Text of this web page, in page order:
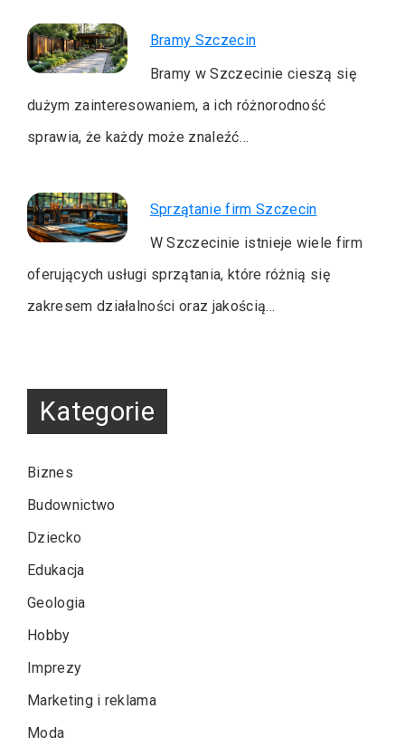
Bramy Szczecin
Bramy w Szczecinie cieszą się
dużym zainteresowaniem, a ich różnorodność
sprawia, że każdy może znaleźć…
Sprzątanie firm Szczecin
W Szczecinie istnieje wiele firm
oferujących usługi sprzątania, które różnią się
zakresem działalności oraz jakością…
Kategorie
Biznes
Budownictwo
Dziecko
Edukacja
Geologia
Hobby
Imprezy
Marketing i reklama
Moda